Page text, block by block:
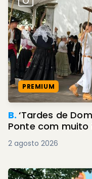
PREMIUM
B.‘Tardes de
Ponte com muito
2 agosto 2026